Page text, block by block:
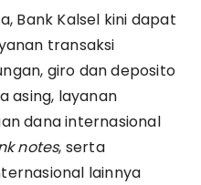
Bank Kalsel kini dapat
transaksi
giro dan deposito
asing, layanan
dana internasional
notes, serta
lainnya